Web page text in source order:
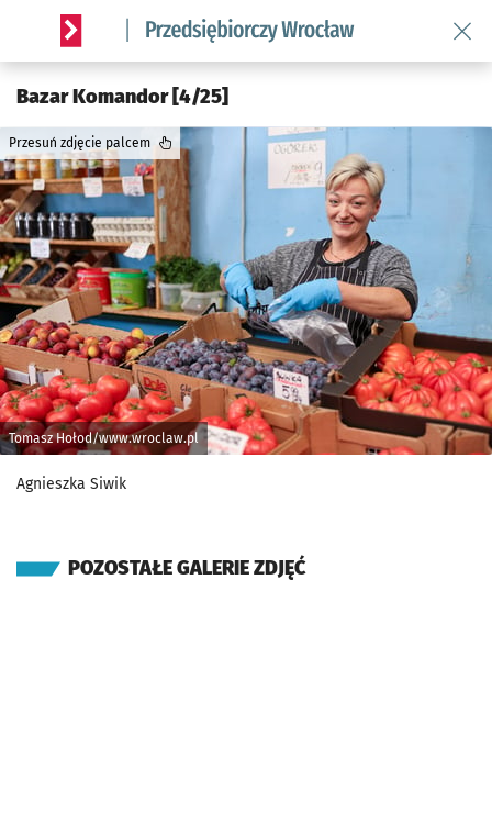
Serwis informacyjny wroclaw.pl podserwis: Strategia
Bazar Komandor [4/25]
Tomasz Hołod/www.wroclaw.pl
Przesuń zdjęcie palcem
Agnieszka Siwik
POZOSTAŁE GALERIE ZDJĘĆ